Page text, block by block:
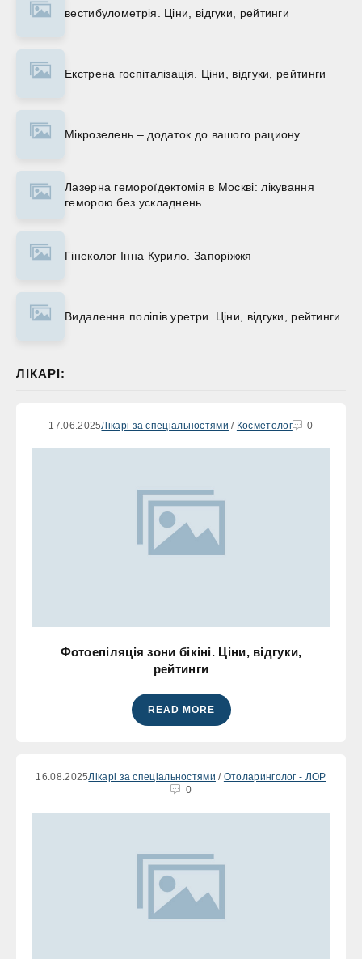
вестибулометрія. Ціни, відгуки, рейтинги
Екстрена госпіталізація. Ціни, відгуки, рейтинги
Мікрозелень – додаток до вашого рациону
Лазерна гемороїдектомія в Москві: лікування
геморою без ускладнень
Гінеколог Інна Курило. Запоріжжя
Видалення поліпів уретри. Ціни, відгуки, рейтинги
ЛІКАРІ:
17.06.2025Лікарі за спеціальностями / Косметолог 0
Фотоепіляція зони бікіні. Ціни, відгуки,
рейтинги
READ MORE
16.08.2025Лікарі за спеціальностями / Отоларинголог - ЛОР
0